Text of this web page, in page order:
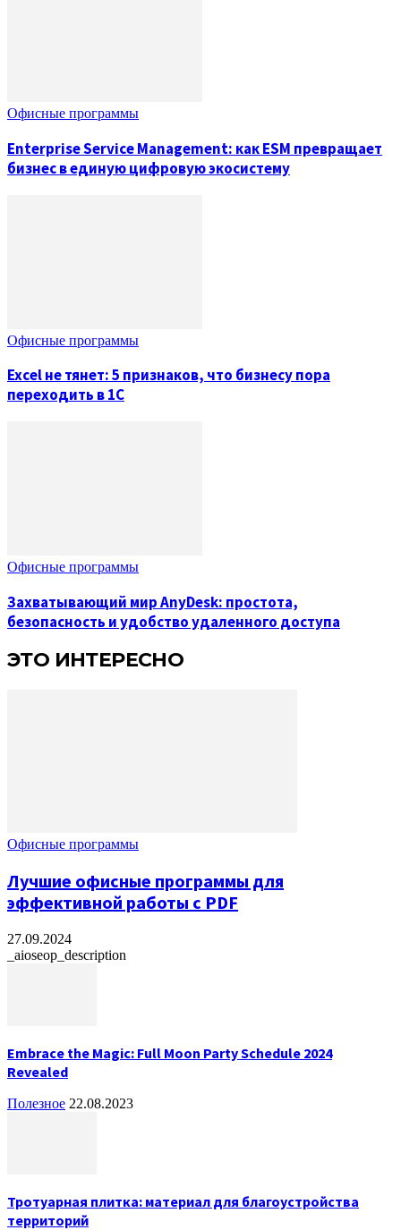
Офисные программы
Enterprise Service Management: как ESM превращает
бизнес в единую цифровую экосистему
Офисные программы
Excel не тянет: 5 признаков, что бизнесу пора
переходить в 1С
Офисные программы
Захватывающий мир AnyDesk: простота,
безопасность и удобство удаленного доступа
ЭТО ИНТЕРЕСНО
Офисные программы
Лучшие офисные программы для
эффективной работы с PDF
27.09.2024
_aioseop_description
Embrace the Magic: Full Moon Party Schedule 2024
Revealed
Полезное 22.08.2023
Тротуарная плитка: материал для благоустройства
территорий